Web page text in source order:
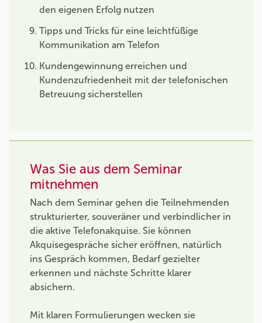
den eigenen Erfolg nutzen
Tipps und Tricks für eine leichtfüßige
Kommunikation am Telefon
Kundengewinnung erreichen und
Kundenzufriedenheit mit der telefonischen
Betreuung sicherstellen
Was Sie aus dem Seminar
mitnehmen
Nach dem Seminar gehen die Teilnehmenden
strukturierter, souveräner und verbindlicher in
die aktive Telefonakquise. Sie können
Akquisegespräche sicher eröffnen, natürlich
ins Gespräch kommen, Bedarf gezielter
erkennen und nächste Schritte klarer
absichern.
Mit klaren Formulierungen wecken sie